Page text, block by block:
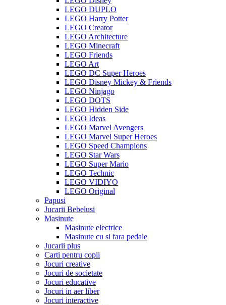
LEGO DUPLO
LEGO Harry Potter
LEGO Creator
LEGO Architecture
LEGO Minecraft
LEGO Friends
LEGO Art
LEGO DC Super Heroes
LEGO Disney Mickey & Friends
LEGO Ninjago
LEGO DOTS
LEGO Hidden Side
LEGO Ideas
LEGO Marvel Avengers
LEGO Marvel Super Heroes
LEGO Speed Champions
LEGO Star Wars
LEGO Super Mario
LEGO Technic
LEGO VIDIYO
LEGO Original
Papusi
Jucarii Bebelusi
Masinute
Masinute electrice
Masinute cu si fara pedale
Jucarii plus
Carti pentru copii
Jocuri creative
Jocuri de societate
Jocuri educative
Jocuri in aer liber
Jocuri interactive